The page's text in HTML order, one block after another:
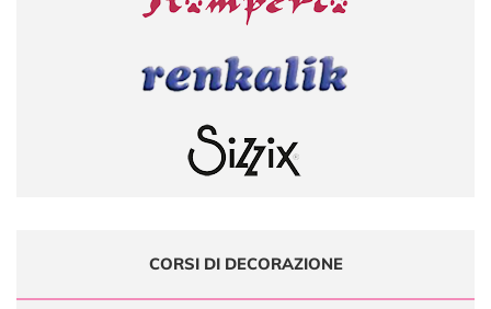
CORSI DI DECORAZIONE